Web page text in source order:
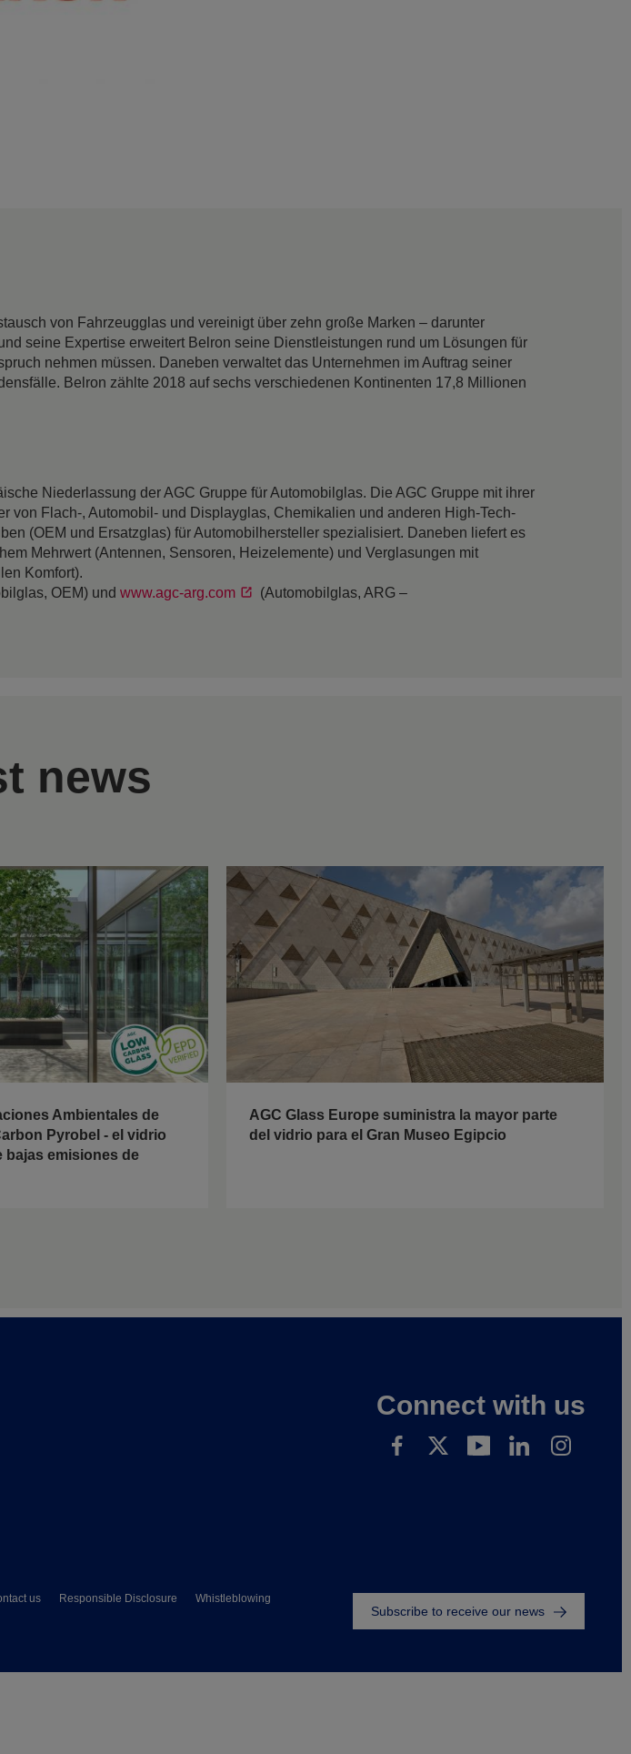
von Fahrzeugglas und vereinigt über zehn große Marken – darunter
seine Expertise erweitert Belron seine Dienstleistungen rund um Lösungen für
nehmen müssen. Daneben verwaltet das Unternehmen im Auftrag seiner
Belron zählte 2018 auf sechs verschiedenen Kontinenten 17,8 Millionen
Niederlassung der AGC Gruppe für Automobilglas. Die AGC Gruppe mit ihrer
von Flach-, Automobil- und Displayglas, Chemikalien und anderen High-Tech-
(OEM und Ersatzglas) für Automobilhersteller spezialisiert. Daneben liefert es
Mehrwert (Antennen, Sensoren, Heizelemente) und Verglasungen mit
Komfort).
OEM) und www.agc-arg.com
(Automobilglas, ARG –
news
Ambientales de
Pyrobel - el vidrio
bajas emisiones de
AGC Glass Europe suministra la mayor parte
del vidrio para el Gran Museo Egipcio
Connect with us
Footer
us Responsible Disclosure
Whistleblowing
Subscribe to receive our news